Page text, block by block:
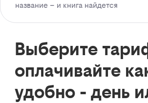
название – и книга найдется
Выберите
оплачивайте
удобно - день